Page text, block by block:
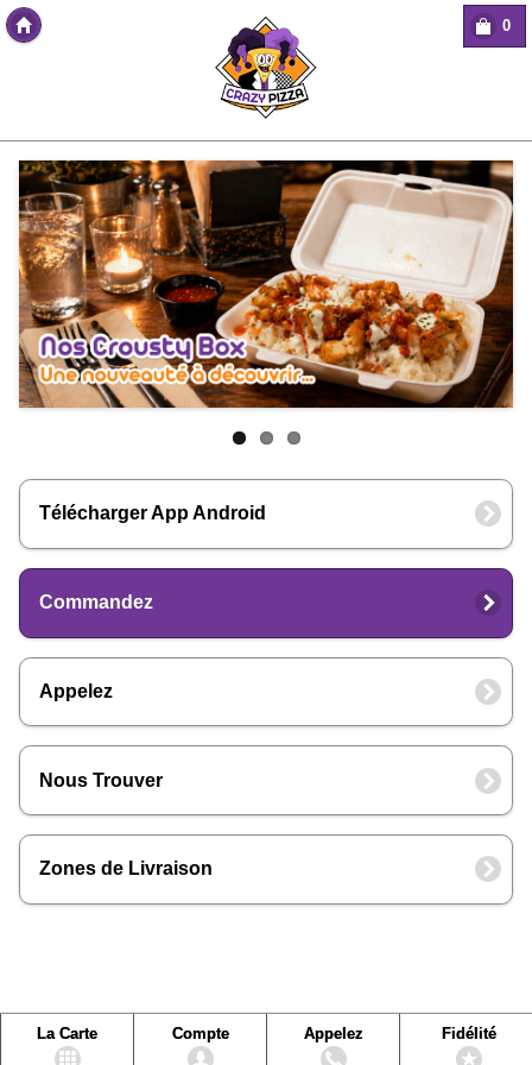
0
Télécharger App Android
Commandez
Appelez
Nous Trouver
Zones de Livraison
La Carte Compte Appelez Fidélité
Copyright Des-click